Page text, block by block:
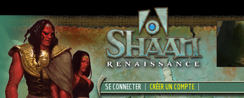
SE CONNECTER CRÉER UN COMPTE